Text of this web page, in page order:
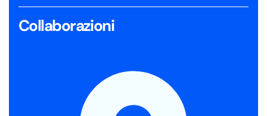
Collaborazioni